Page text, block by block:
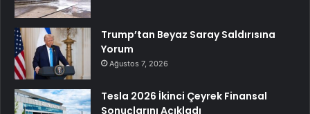
Trump’tan Beyaz Saray Saldırısına
Yorum
Ağustos 7, 2026
Tesla 2026 İkinci Çeyrek Finansal
Sonuçlarını Açıkladı